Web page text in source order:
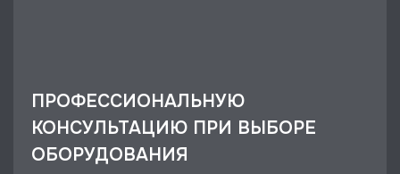
ПРОФЕССИОНАЛЬНУЮ
КОНСУЛЬТАЦИЮ ПРИ ВЫБОРЕ
ОБОРУДОВАНИЯ